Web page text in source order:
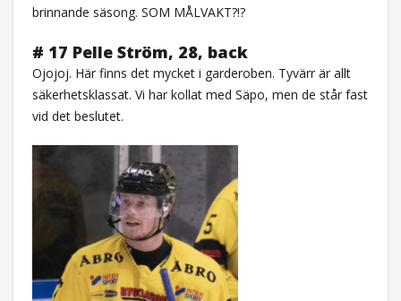
brinnande säsong. SOM MÅLVAKT?!?
# 17 Pelle Ström, 28, back
Ojojoj. Här finns det mycket i garderoben. Tyvärr är allt
säkerhetsklassat. Vi har kollat med Säpo, men de står fast
vid det beslutet.